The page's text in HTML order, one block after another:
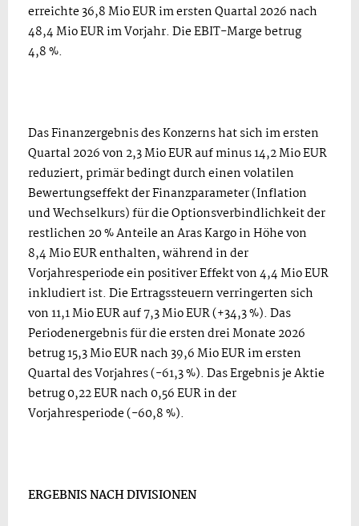
erreichte 36,8 Mio EUR im ersten Quartal 2026 nach
48,4 Mio EUR im Vorjahr. Die EBIT-Marge betrug
4,8 %.
Das Finanzergebnis des Konzerns hat sich im ersten
Quartal 2026 von 2,3 Mio EUR auf minus 14,2 Mio EUR
reduziert, primär bedingt durch einen volatilen
Bewertungseffekt der Finanzparameter (Inflation
und Wechselkurs) für die Optionsverbindlichkeit der
restlichen 20 % Anteile an Aras Kargo in Höhe von
8,4 Mio EUR enthalten, während in der
Vorjahresperiode ein positiver Effekt von 4,4 Mio EUR
inkludiert ist. Die Ertragssteuern verringerten sich
von 11,1 Mio EUR auf 7,3 Mio EUR (+34,3 %). Das
Periodenergebnis für die ersten drei Monate 2026
betrug 15,3 Mio EUR nach 39,6 Mio EUR im ersten
Quartal des Vorjahres (-61,3 %). Das Ergebnis je Aktie
betrug 0,22 EUR nach 0,56 EUR in der
Vorjahresperiode (-60,8 %).
ERGEBNIS NACH DIVISIONEN